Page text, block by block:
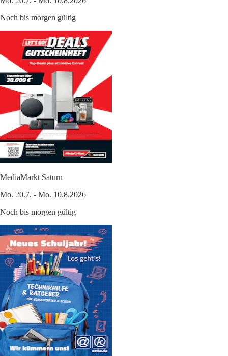
Noch bis morgen gültig
MediaMarkt Saturn
Mo. 20.7. - Mo. 10.8.2026
Noch bis morgen gültig